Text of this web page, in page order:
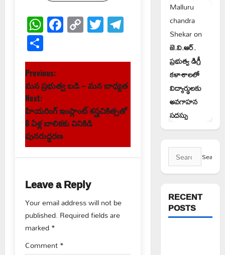
WhatsApp
Facebook
Copy
Link
TwitterTelegram
P
o
s
t
a
v
i
g
Previous:
మన ప్రభుత్వ బడి – మన బాధ్యత
Next:
హియరింగ్ ఇంప్లాంట్ శస్త్రచికిత్సతో
8 ఏళ్ల బాలికకు వినికిడి
పునరుద్ధరణ
Leave a Reply
Your email address will not be
published. Required fields are
marked*
Comment*
Malluru
chandra
Shekaron
జె.వి.ఆర్.
ప్రభుత్వ డిగ్రీ
కళాశాలలో
విద్యార్థులకు
అవగాహన
సదస్సు
Search
for:
RECENT
POSTS